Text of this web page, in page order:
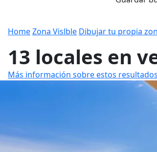
HomeZona Vislble Dibujar tu propia
13 locales en
Más información sobre estos resultados